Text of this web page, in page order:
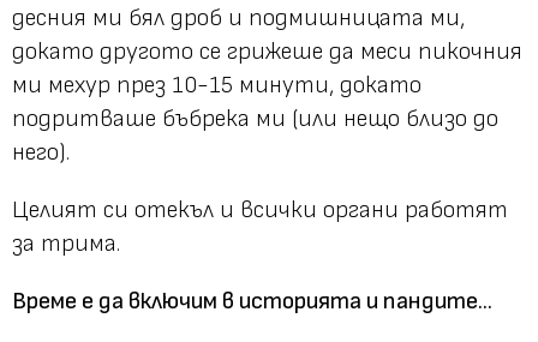
десния ми бял дроб и подмишницата ми,
докато другото се грижеше да меси пикочния
ми мехур през 10-15 минути, докато
подритваше бъбрека ми (или нещо близо до
него).
Целият си отекъл и всички органи работят
за трима.
Време е да включим в историята и пандите...